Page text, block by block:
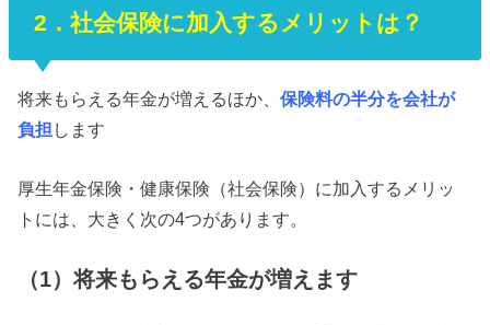
2．社会保険に加入するメリットは？
将来もらえる年金が増えるほか、保険料の半分を会社が
負担 します
厚生年金保険・健康保険（社会保険）に加入するメリッ
トには、大きく次の4つがあります。
（1）将来もらえる年金が増えます